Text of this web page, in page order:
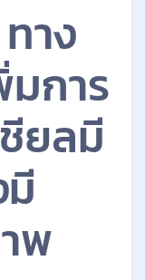
าง
การ
ยลมี
พ